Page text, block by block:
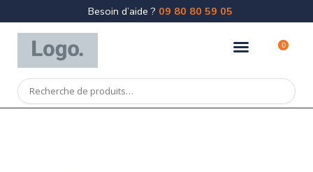
Besoin d’aide ? 09 80 80 59 05
0